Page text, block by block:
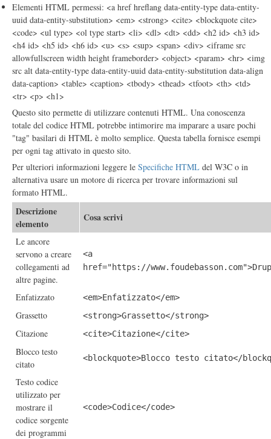
Elementi HTML permessi: <a href hreflang data-entity-type data-entity-
uuid data-entity-substitution> <em> <strong> <cite> <blockquote cite>
<code> <ul type> <ol type start> <li> <dl> <dt> <dd> <h2 id> <h3 id>
<h4 id> <h5 id> <h6 id> <u> <s> <sup> <span> <div> <iframe src
allowfullscreen width height frameborder> <object> <param> <hr> <img
src alt data-entity-type data-entity-uuid data-entity-substitution data-align
data-caption> <table> <caption> <tbody> <thead> <tfoot> <th> <td>
<tr> <p> <h1>
Questo sito permette di utilizzare contenuti HTML. Una conoscenza
totale del codice HTML potrebbe intimorire ma imparare a usare pochi
"tag" basilari di HTML è molto semplice. Questa tabella fornisce esempi
per ogni tag attivato in questo sito.
Per ulteriori informazioni leggere le Specifiche HTML del W3C o in
alternativa usare un motore di ricerca per trovare informazioni sul
formato HTML.
Descrizione
elemento
Cosa scrivi
Le ancore
servono a creare
collegamenti ad
altre pagine.
<a
href="https://
Enfatizzato <em>Enfatizzato</em>
Grassetto <strong>Grassetto</strong>
Citazione <cite>Citazione</cite>
Blocco testo
citato
<blockquote>Blocco testo citato</
Testo codice
utilizzato per
mostrare il
codice sorgente
dei programmi
<code>Codice</code>